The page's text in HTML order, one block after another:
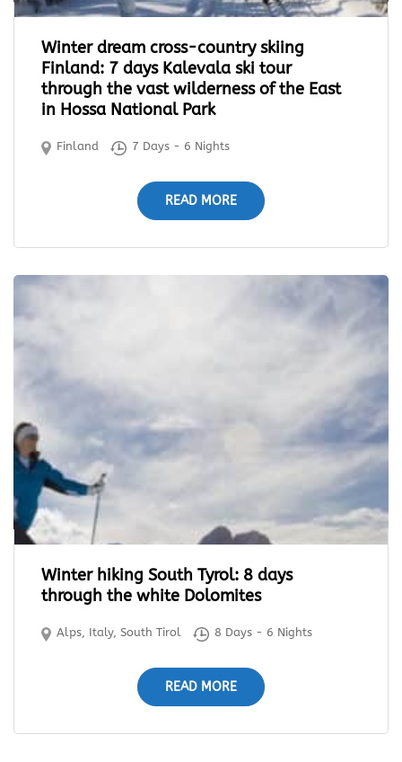
Winter dream cross-country skiing
Finland: 7 days Kalevala ski tour
through the vast wilderness of the East
in Hossa National Park
Finland 7 Days - 6 Nights
READ MORE
Winter hiking South Tyrol: 8 days
through the white Dolomites
Alps, Italy,South Tirol 8 Days - 6 Nights
READ MORE